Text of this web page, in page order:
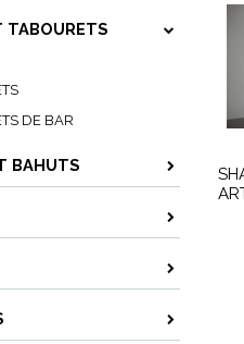
TABOURETS
DE BAR
BAHUTS